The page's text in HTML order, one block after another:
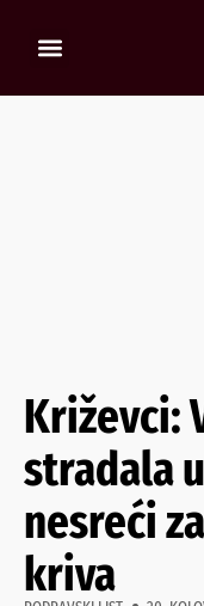
Križevci:
stradala
nesreći
kriva